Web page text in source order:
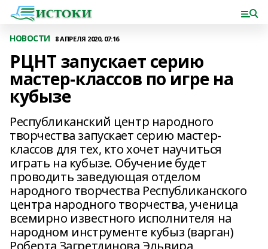
НОВОСТИ 8 АПРЕЛЯ 2020, 07:16
РЦНТ запускает серию
мастер-классов по игре на
кубызе
Республиканский центр народного
творчества запускает серию мастер-
классов для тех, кто хочет научиться
играть на кубызе. Обучение будет
проводить заведующая отделом
народного творчества Республиканского
центра народного творчества, ученица
всемирно известного исполнителя на
народном инструменте кубыз (варган)
Роберта Загретдинова Эльвира